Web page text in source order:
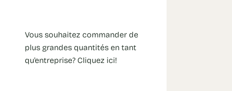
Vous souhaitez commander de
plus grandes quantités en tant
qu'entreprise? Cliquez ici!